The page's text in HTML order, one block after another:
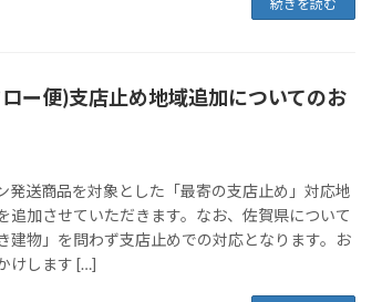
続きを読む
ー便)支店止め地域追加についてのお
発送商品を対象とした「最寄の支店止め」対応地
追加させていただきます。なお、佐賀県について
建物」を問わず支店止めでの対応となります。お
けします […]